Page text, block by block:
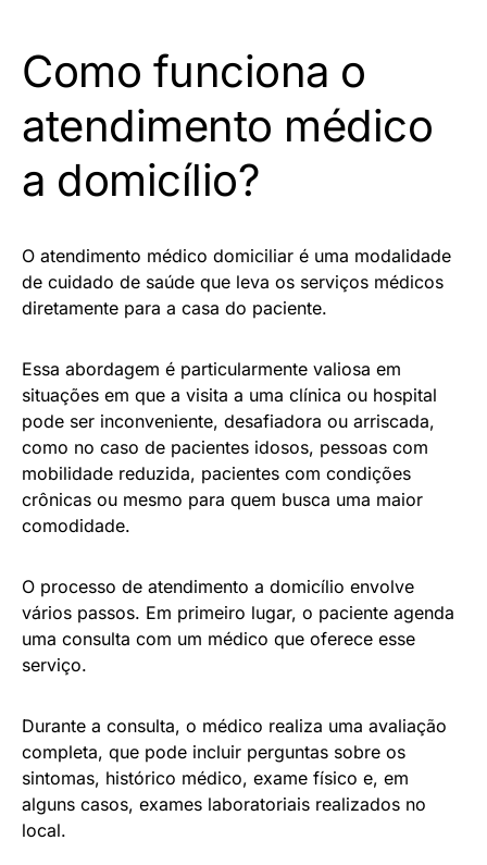
Como funciona o
atendimento médico
a domicílio?
O atendimento médico domiciliar é uma modalidade
de cuidado de saúde que leva os serviços médicos
diretamente para a casa do paciente.
Essa abordagem é particularmente valiosa em
situações em que a visita a uma clínica ou hospital
pode ser inconveniente, desafiadora ou arriscada,
como no caso de pacientes idosos, pessoas com
mobilidade reduzida, pacientes com condições
crônicas ou mesmo para quem busca uma maior
comodidade.
O processo de atendimento a domicílio envolve
vários passos. Em primeiro lugar, o paciente agenda
uma consulta com um médico que oferece esse
serviço.
Durante a consulta, o médico realiza uma avaliação
completa, que pode incluir perguntas sobre os
sintomas, histórico médico, exame físico e, em
alguns casos, exames laboratoriais realizados no
local.